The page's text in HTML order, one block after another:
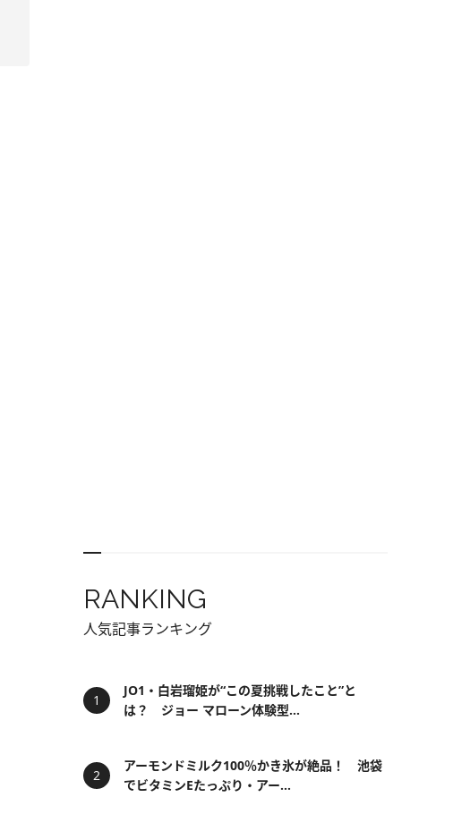
RANKING
人気記事ランキング
JO1・白岩瑠姫が“この夏挑戦したこと”と
は？ ジョー マローン体験型...
アーモンドミルク100％かき氷が絶品！ 池袋
でビタミンEたっぷり・アー...